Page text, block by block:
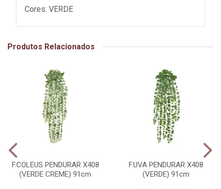
Cores: VERDE
Produtos Relacionados
F.COLEUS PENDURAR X408
(VERDE CREME) 91cm
F.UVA PENDURAR X408
(VERDE) 91cm